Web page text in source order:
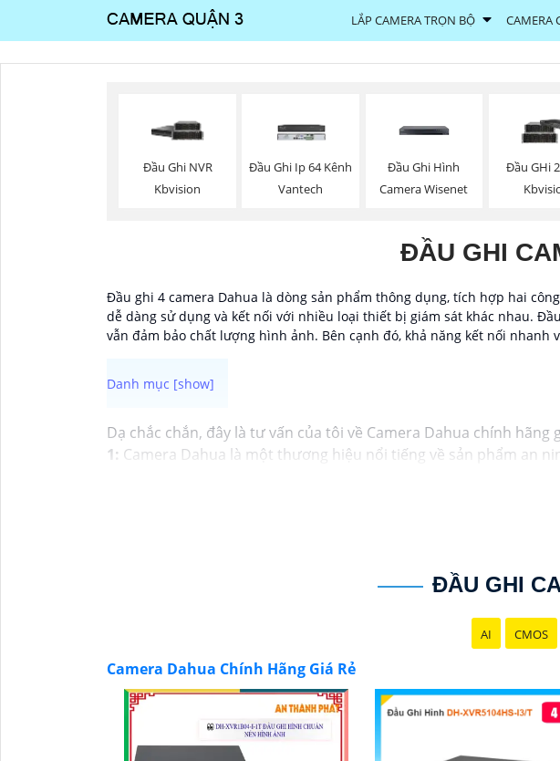
LẮP CAMERA TRỌN BỘ CAMERA
Đầu Ghi NVR
Kbvision
Đầu Ghi Ip 64 Kênh
Vantech
Đầu Ghi Hình
Camera Wisenet
Đầu GHi
ĐẦU GHI
Đầu ghi 4 camera Dahua là dòng sản phẩm thông dụng, tích hợp hai
dễ dàng sử dụng và kết nối với nhiều loại thiết bị giám sát khác nhau.
vẫn đảm bảo chất lượng hình ảnh. Bên cạnh đó, khả năng kết nối
Dạ chắc chắn, đây là tư vấn của tôi về Camera Dahua chính hãng
1: Camera Dahua là một thương hiệu nổi tiếng về sản phẩm an
Chất
Nếu bạn muốn tìm camera Dahua giá rẻ, bạn
tư vấn thêm, đừng ngần ngại để lại Cung cấp cho công trình biết.
ĐẦU GHI
AI CMOS
Camera Dahua Chính Hãng Giá Rẻ